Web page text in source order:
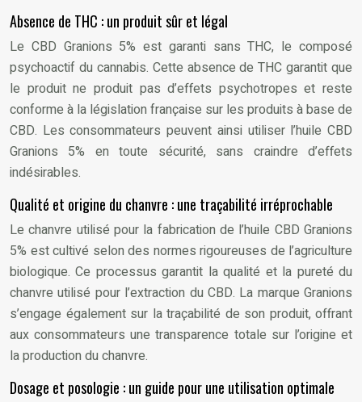
Absence de THC : un produit sûr et légal
Le CBD Granions 5% est garanti sans THC, le composé
psychoactif du cannabis. Cette absence de THC garantit que
le produit ne produit pas d’effets psychotropes et reste
conforme à la législation française sur les produits à base de
CBD. Les consommateurs peuvent ainsi utiliser l’huile CBD
Granions 5% en toute sécurité, sans craindre d’effets
indésirables.
Qualité et origine du chanvre : une traçabilité irréprochable
Le chanvre utilisé pour la fabrication de l’huile CBD Granions
5% est cultivé selon des normes rigoureuses de l’agriculture
biologique. Ce processus garantit la qualité et la pureté du
chanvre utilisé pour l’extraction du CBD. La marque Granions
s’engage également sur la traçabilité de son produit, offrant
aux consommateurs une transparence totale sur l’origine et
la production du chanvre.
Dosage et posologie : un guide pour une utilisation optimale